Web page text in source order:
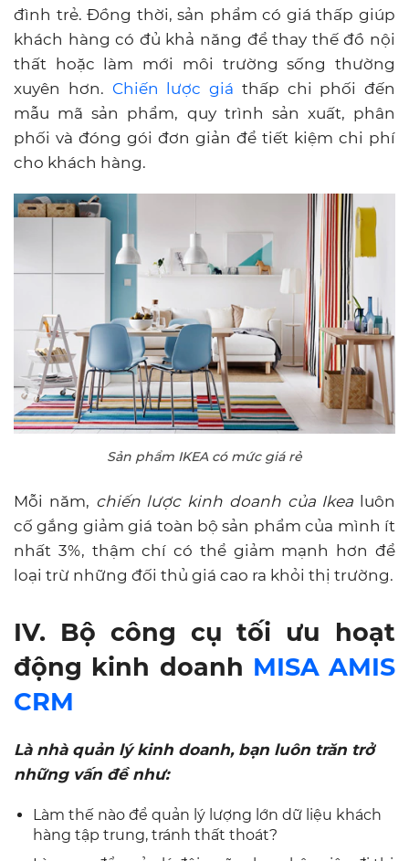
đình trẻ. Đồng thời, sản phẩm có giá thấp giúp
khách hàng có đủ khả năng để thay thế đồ nội
thất hoặc làm mới môi trường sống thường
xuyên hơn. Chiến lược giá thấp chi phối đến
mẫu mã sản phẩm, quy trình sản xuất, phân
phối và đóng gói đơn giản để tiết kiệm chi phí
cho khách hàng.
Sản phẩm IKEA có mức giá rẻ
Mỗi năm, chiến lược kinh doanh của Ikea luôn
cố gắng giảm giá toàn bộ sản phẩm của mình ít
nhất 3%, thậm chí có thể giảm mạnh hơn để
loại trừ những đối thủ giá cao ra khỏi thị trường.
IV. Bộ công cụ tối ưu hoạt
động kinh doanh MISA AMIS
CRM
Là nhà quản lý kinh doanh, bạn luôn trăn trở
những vấn đề như:
Làm thế nào để quản lý lượng lớn dữ liệu khách
hàng tập trung, tránh thất thoát?